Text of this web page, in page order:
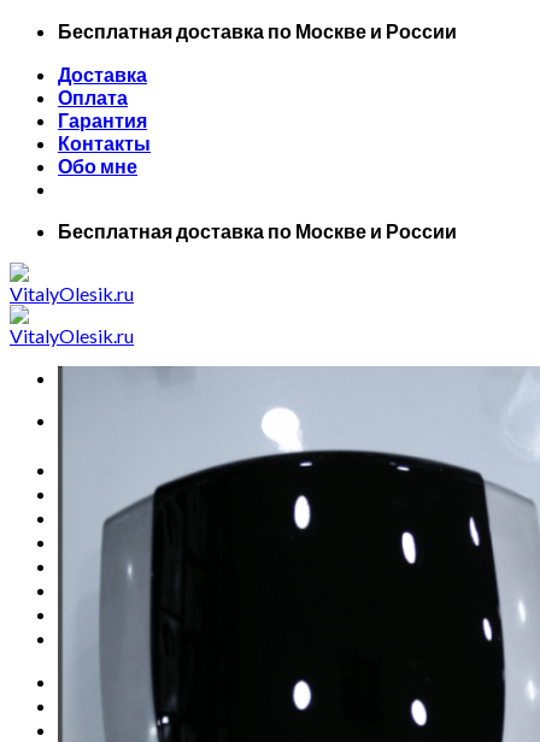
Skip
content
Бесплатная доставка по Москве и России
Доставка
Оплата
Гарантия
Контакты
Обо мне
Бесплатная доставка по Москве и России
Все товары
Маски
Запчасти для моноколес
Куклы Monster High
Корзина /0₽